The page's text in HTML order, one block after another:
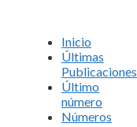
Inicio
Últimas
Publicaciones
Último
número
Números